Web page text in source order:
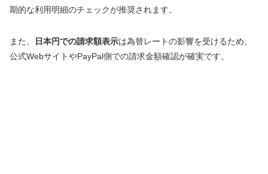
期的な利用明細のチェックが推奨されます。
また、 日本円での請求額表示は為替レートの影響を受けるため、
公式WebサイトやPayPal側での請求金額確認が確実です。